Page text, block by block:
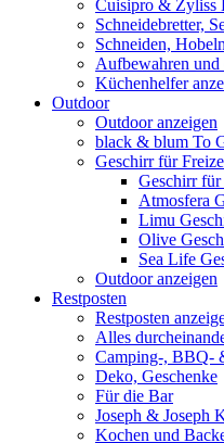
Cuisipro & Zyliss
Schneidebretter,
Schneiden,
Aufbewahren und
Küchenhelfer
Outdoor
Outdoor anzeigen
black & blum To
Geschirr für
Geschirr
Atmosfera
Limu
Olive
Sea Life
Outdoor anzeigen
Restposten
Restposten
Alles
Camping-, BBQ-
Deko, Geschenke
Für die Bar
Joseph & Joseph
Kochen und